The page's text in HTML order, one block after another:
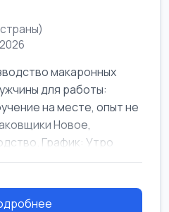
макаронных
для работы:
на месте, опыт не
Новое,
График: Утро